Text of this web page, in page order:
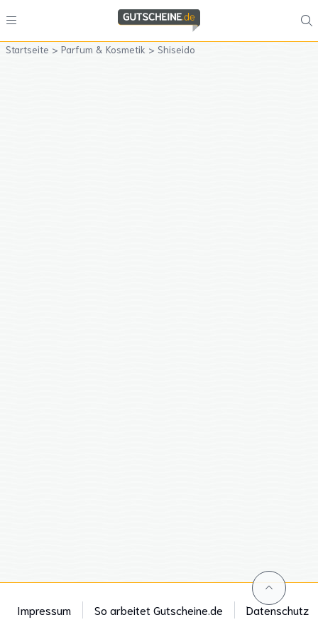
Startseite > Parfum & Kosmetik > Shiseido
Impressum So arbeitet Gutscheine.de Datenschutz